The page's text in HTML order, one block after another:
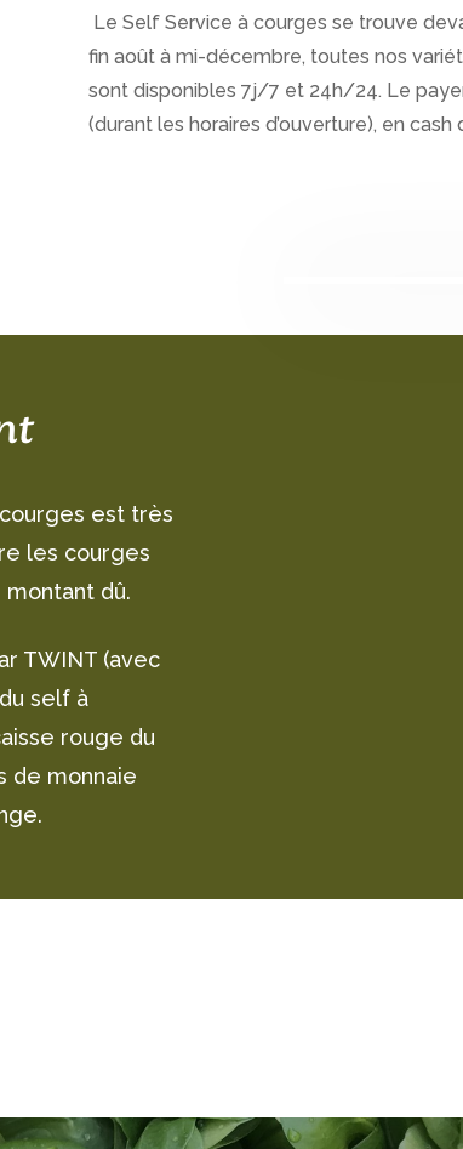
Le Self Service à courges se trouve
fin août à mi-décembre, toutes nos
sont disponibles 7j/7 et 24h/24. Le
(durant les horaires d’ouverture), en
est très
les courges
dû.
TWINT (avec
self à
rouge du
de monnaie